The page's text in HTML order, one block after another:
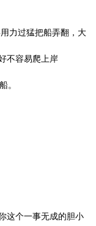
力过猛把船弄翻，大
不容易爬上岸
。
这个一事无成的胆小